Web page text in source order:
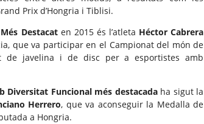
Prix d’Hongria i Tiblisi.
Destacaten 2015 és l’atleta Héctor Cabrera
que va participar en el Campionat del món de
de javelina i de disc per a esportistes amb
Diversitat Funcional més destacadaha sigut la
Herrero, que va aconseguir la Medalla de
a Hongria.